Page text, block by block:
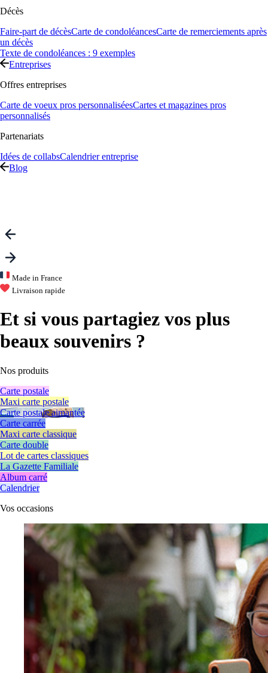
Décès
Faire-part de décèsCarte de condoléancesCarte de remerciements après
un décès
Texte de condoléances : 9 exemples
Entreprises
Offres entreprises
Carte de voeux pros personnaliséesCartes et magazines pros
personnalisés
Partenariats
Idées de collabsCalendrier entreprise
Blog
Made in France
Livraison rapide
Et si vous partagiez vos plus
beaux souvenirs ?
Nos produits
Carte postale
Maxi carte postale
Carte postale aimantée
Carte carrée
Maxi carte classique
Carte double
Lot de cartes classiques
La Gazette Familiale
Album carré
Calendrier
Vos occasions